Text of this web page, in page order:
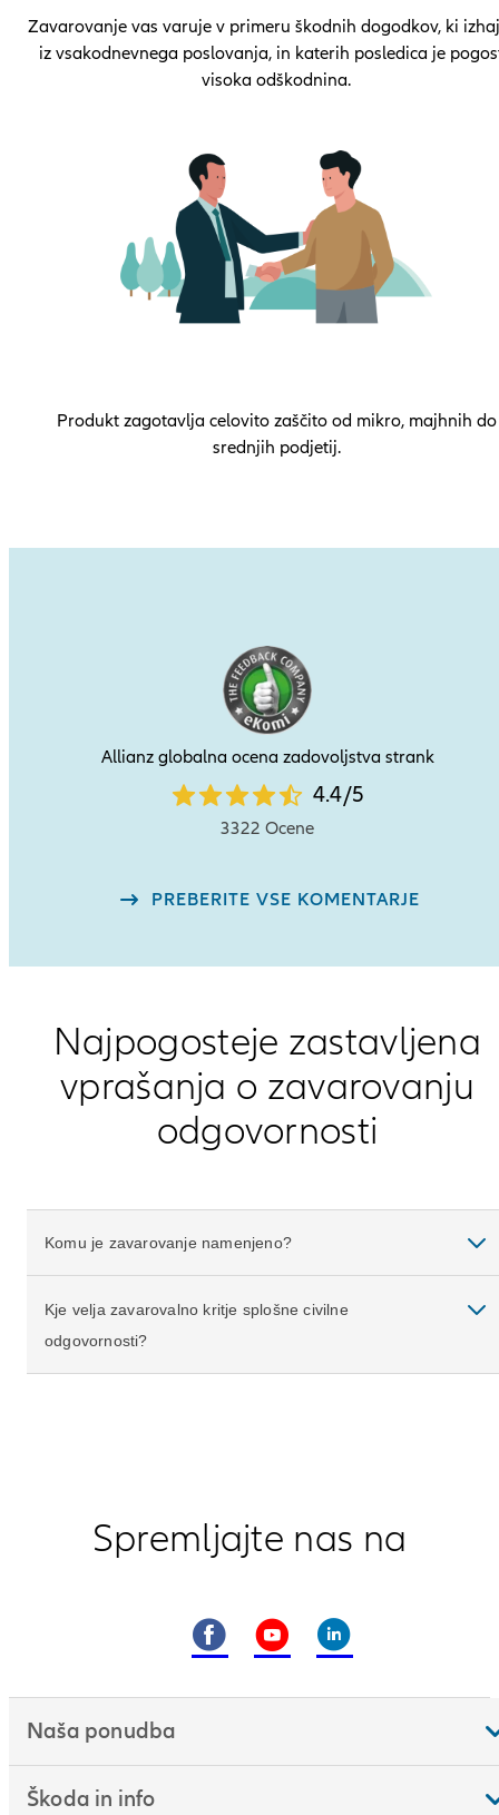
Zavarovanje vas varuje v primeru škodnih dogodkov, ki
iz vsakodnevnega poslovanja, in katerih posledica je
visoka odškodnina.
Produkt zagotavlja celovito zaščito od mikro, majhnih do
srednjih podjetij.
Allianz globalna ocena zadovoljstva strank
4.4
star
out
4.4/5
3322 Ocene
PREBERITE VSE KOMENTARJE
Najpogosteje zastavljena
vprašanja o zavarovanju
odgovornosti
Komu je zavarovanje namenjeno?
Kje velja zavarovalno kritje splošne civilne
odgovornosti?
Spremljajte nas na
Naša ponudba
Škoda in info